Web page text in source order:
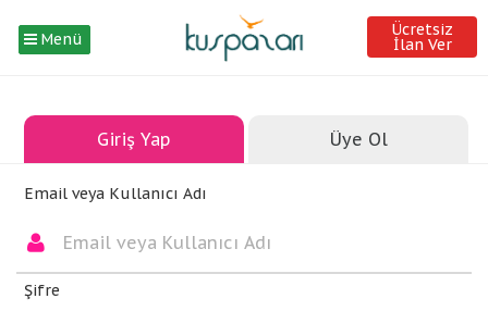
Menü Ücretsiz
İlan Ver
Giriş Yap Üye Ol
Email veya Kullanıcı Adı
Şifre